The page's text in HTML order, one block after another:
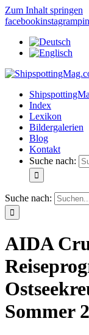
Zum Inhalt springen
facebookinstagram
Index
Lexikon
Bildergalerien
Blog
Kontakt
Suche nach:
Suche nach:
AIDA
Sommer